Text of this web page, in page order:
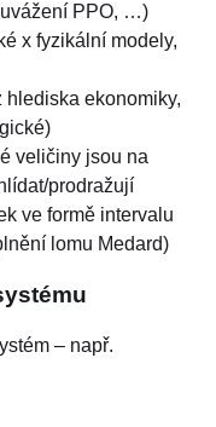
uvážení PPO, …)
x fyzikální modely,
hlediska ekonomiky,
veličiny jsou na
prodražují
ve formě intervalu
lomu Medard)
– např.